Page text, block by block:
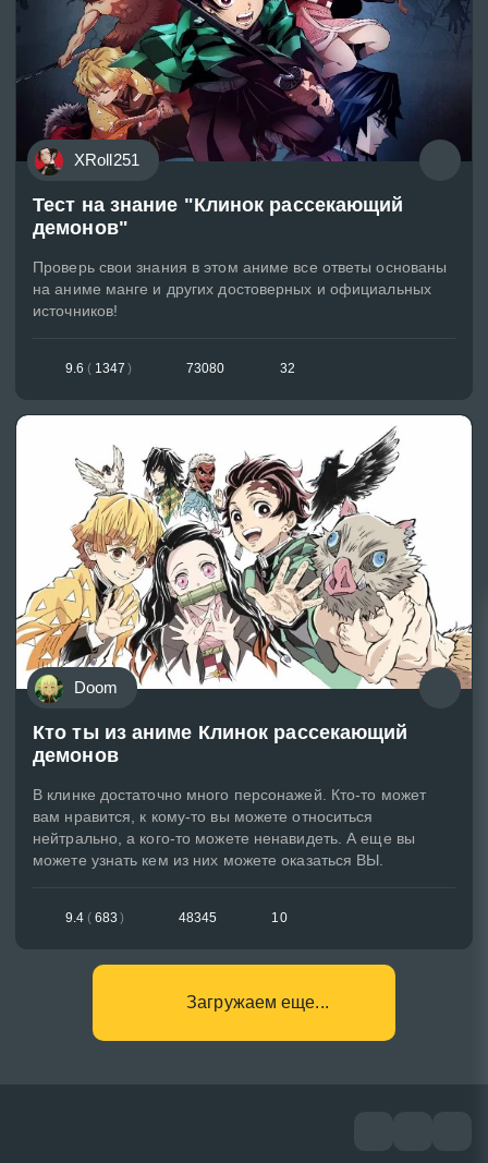
XRoll251
Тест на знание "Клинок рассекающий
демонов"
Проверь свои знания в этом аниме все ответы основаны
на аниме манге и других достоверных и официальных
источников!
9.6 ( 1347 ) 73080 32
Doom
Кто ты из аниме Клинок рассекающий
демонов
В клинке достаточно много персонажей. Кто-то может
вам нравится, к кому-то вы можете относиться
нейтрально, а кого-то можете ненавидеть. А еще вы
можете узнать кем из них можете оказаться ВЫ.
9.4 ( 683 ) 48345 10
Загружаем еще...